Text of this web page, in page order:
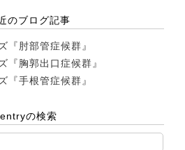
のブログ記事
『肘部管症候群』
『胸郭出口症候群』
『手根管症候群』
entryの検索